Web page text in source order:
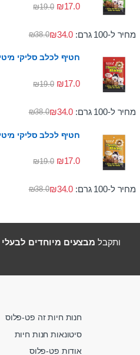
₪17.0
₪19.0
מחיר ל-100 גרם: ₪38.0₪34.0
חטיף לכלב סליקי מיטי
₪17.0
₪19.0
מחיר ל-100 גרם: ₪38.0₪34.0
חטיף לכלב סליקי מיטי
₪17.0
₪19.0
מחיר ל-100 גרם: ₪38.0₪34.0
ותקבל מבצעים מיוחדים לבעלי
חנות חיות זה פט-פלוס
סיטונאות חנות חיות
אודות פט-פלוס